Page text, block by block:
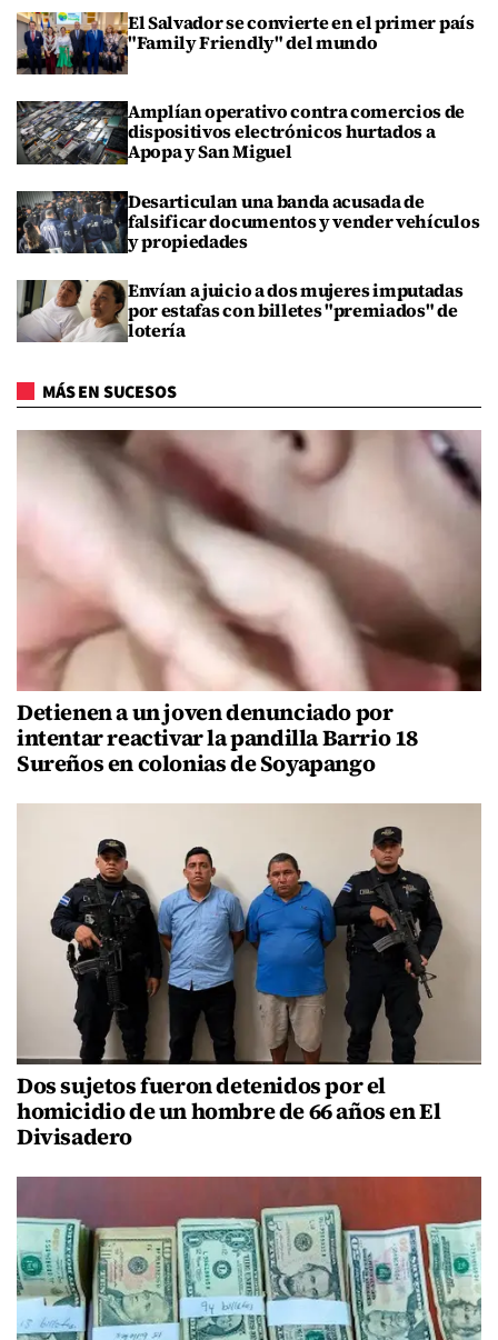
El Salvador se convierte en el primer país
"Family Friendly" del mundo
Amplían operativo contra comercios de
dispositivos electrónicos hurtados a
Apopa y San Miguel
Desarticulan una banda acusada de
falsificar documentos y vender vehículos
y propiedades
Envían a juicio a dos mujeres imputadas
por estafas con billetes "premiados" de
lotería
MÁS EN SUCESOS
Detienen a un joven denunciado por
intentar reactivar la pandilla Barrio 18
Sureños en colonias de Soyapango
Dos sujetos fueron detenidos por el
homicidio de un hombre de 66 años en El
Divisadero